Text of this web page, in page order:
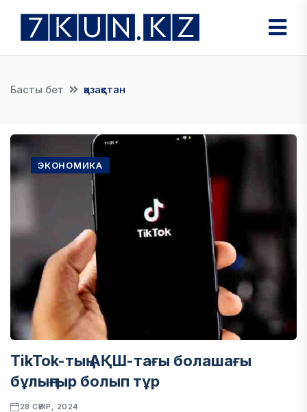
Басты бет қазақстан
ЭКОНОМИКА
TikTok-тың АҚШ-тағы болашағы
бұлыңғыр болып тұр
28 СӘУІР, 2024